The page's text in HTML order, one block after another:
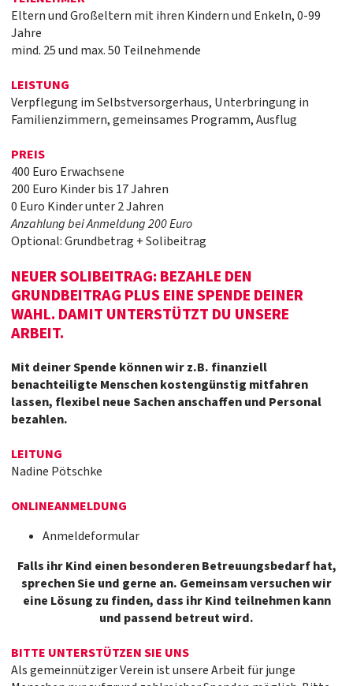
Eltern und Großeltern mit ihren Kindern und Enkeln, 0-99
Jahre
mind. 25 und max. 50 Teilnehmende
LEISTUNG
Verpflegung im Selbstversorgerhaus, Unterbringung in
Familienzimmern, gemeinsames Programm, Ausflug
PREIS
400 Euro Erwachsene
200 Euro Kinder bis 17 Jahren
0 Euro Kinder unter 2 Jahren
Anzahlung bei Anmeldung 200 Euro
Optional: Grundbetrag + Solibeitrag
NEUER SOLIBEITRAG: BEZAHLE DEN
GRUNDBEITRAG PLUS EINE SPENDE DEINER
WAHL. DAMIT UNTERSTÜTZT DU UNSERE
ARBEIT.
Mit deiner Spende können wir z.B. finanziell
benachteiligte Menschen kostengünstig mitfahren
lassen, flexibel neue Sachen anschaffen und Personal
bezahlen.
LEITUNG
Nadine Pötschke
ONLINEANMELDUNG
Anmeldeformular
Falls ihr Kind einen besonderen Betreuungsbedarf hat,
sprechen Sie und gerne an. Gemeinsam versuchen wir
eine Lösung zu finden, dass ihr Kind teilnehmen kann
und passend betreut wird.
BITTE UNTERSTÜTZEN SIE UNS
Als gemeinnütziger Verein ist unsere Arbeit für junge